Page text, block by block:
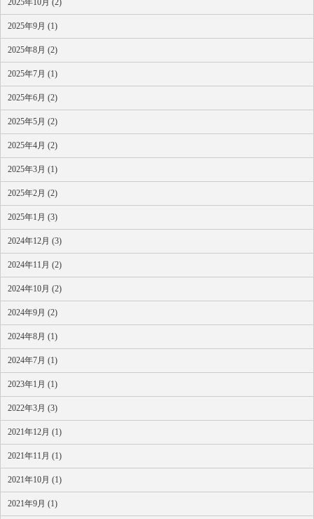
2025年10月 (2)
2025年9月 (1)
2025年8月 (2)
2025年7月 (1)
2025年6月 (2)
2025年5月 (2)
2025年4月 (2)
2025年3月 (1)
2025年2月 (2)
2025年1月 (3)
2024年12月 (3)
2024年11月 (2)
2024年10月 (2)
2024年9月 (2)
2024年8月 (1)
2024年7月 (1)
2023年1月 (1)
2022年3月 (3)
2021年12月 (1)
2021年11月 (1)
2021年10月 (1)
2021年9月 (1)